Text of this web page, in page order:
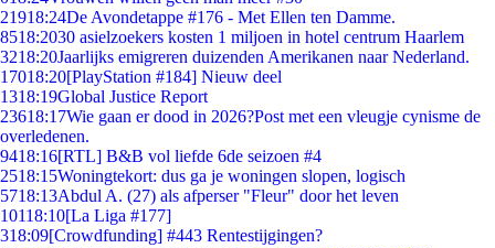
21918:24De Avondetappe #176 - Met Ellen ten Damme.
8518:2030 asielzoekers kosten 1 miljoen in hotel centrum Haarlem
3218:20Jaarlijks emigreren duizenden Amerikanen naar Nederland.
17018:20[PlayStation #184] Nieuw deel
1318:19Global Justice Report
23618:17Wie gaan er dood in 2026?Post met een vleugje cynisme de
overledenen.
9418:16[RTL] B&B vol liefde 6de seizoen #4
2518:15Woningtekort: dus ga je woningen slopen, logisch
5718:13Abdul A. (27) als afperser "Fleur" door het leven
10118:10[La Liga #177]
318:09[Crowdfunding] #443 Rentestijgingen?